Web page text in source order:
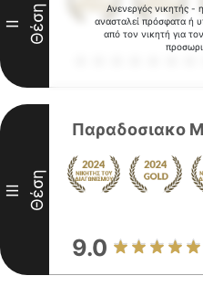
Ανενεργός νικητής -
ανασταλεί πρόσφατα ή
από τον νικητή για
II Θέση
III Θέση
Παραδοσιακο
9.0